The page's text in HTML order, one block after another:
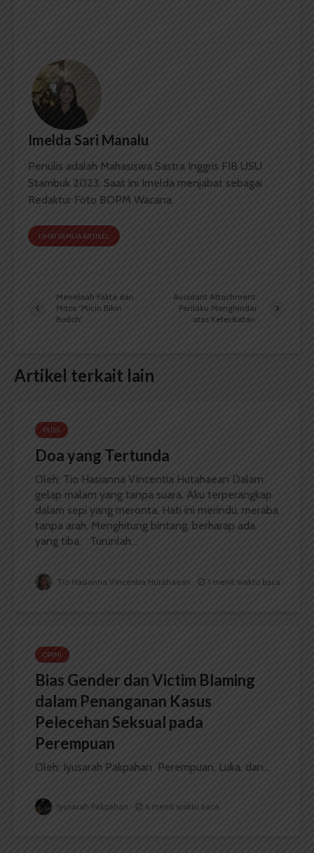
Imelda Sari Manalu
Penulis adalah Mahasiswa Sastra Inggris FIB USU
Stambuk 2023. Saat ini Imelda menjabat sebagai
Redaktur Foto BOPM Wacana.
LIHAT SEMUA ARTIKEL
Menelaah Fakta dan
Mitos “Micin Bikin
Bodoh”
Avoidant Attachment:
Perilaku Menghindar
atas Keterikatan
Artikel terkait lain
PUISI
Doa yang Tertunda
Oleh: Tio Hasianna Vincentia Hutahaean Dalam
gelap malam yang tanpa suara, Aku terperangkap
dalam sepi yang meronta, Hati ini merindu, meraba
tanpa arah, Menghitung bintang, berharap ada
yang tiba. Turunlah...
Tio Hasianna Vincentia Hutahaean 1 menit waktu baca
OPINI
Bias Gender dan Victim Blaming
dalam Penanganan Kasus
Pelecehan Seksual pada
Perempuan
Oleh: Iyusarah Pakpahan Perempuan, Luka, dan...
Iyusarah Pakpahan 6 menit waktu baca